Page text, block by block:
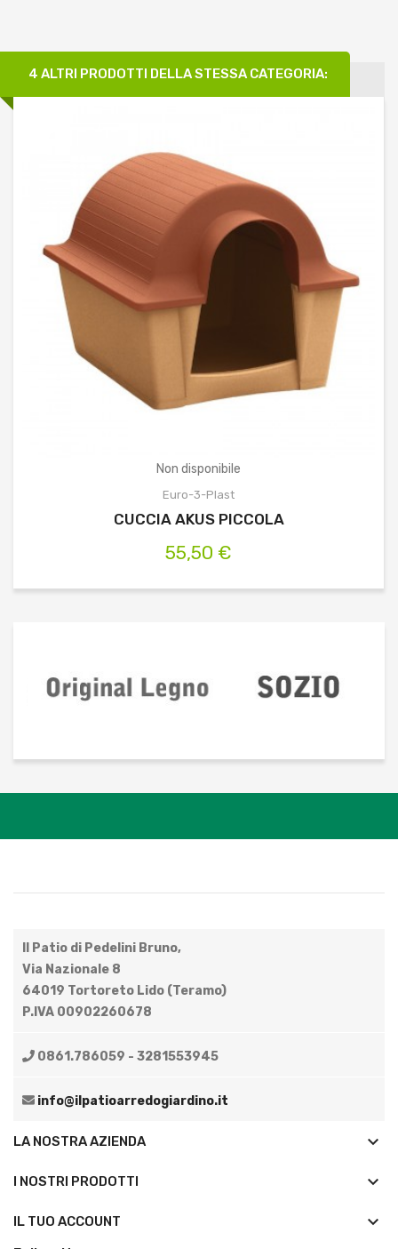
4 ALTRI PRODOTTI DELLA STESSA CATEGORIA:
Non disponibile
Euro-3-Plast
CUCCIA AKUS PICCOLA
55,50 €
Il Patio di Pedelini Bruno,
Via Nazionale 8
64019 Tortoreto Lido (Teramo)
P.IVA 00902260678
0861.786059 - 3281553945
info@ilpatioarredogiardino.it
LA NOSTRA AZIENDA keyboard_arrow_down
I NOSTRI PRODOTTI keyboard_arrow_down
IL TUO ACCOUNT 